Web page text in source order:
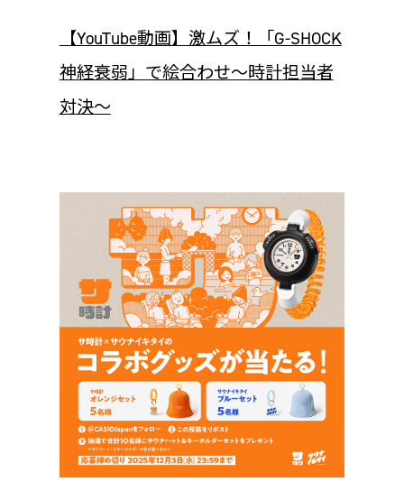
【YouTube動画】激ムズ！「G-SHOCK
神経衰弱」で絵合わせ～時計担当者
対決～